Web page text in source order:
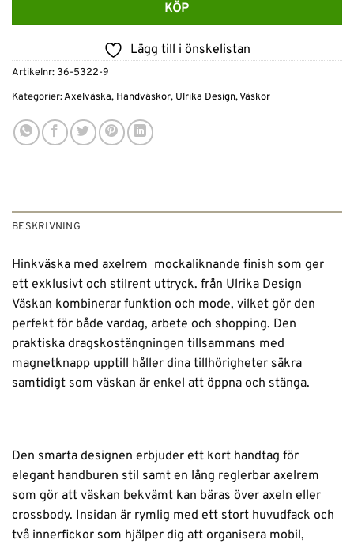
KÖP
Lägg till i önskelistan
Artikelnr:36-5322-9
Kategorier:Axelväska, Handväskor, Ulrika Design,Väskor
BESKRIVNING
Hinkväska med axelrem mockaliknande finish som ger
ett exklusivt och stilrent uttryck. från Ulrika Design
Väskan kombinerar funktion och mode, vilket gör den
perfekt för både vardag, arbete och shopping. Den
praktiska dragskostängningen tillsammans med
magnetknapp upptill håller dina tillhörigheter säkra
samtidigt som väskan är enkel att öppna och stänga.
Den smarta designen erbjuder ett kort handtag för
elegant handburen stil samt en lång reglerbar axelrem
som gör att väskan bekvämt kan bäras över axeln eller
crossbody. Insidan är rymlig med ett stort huvudfack och
två innerfickor som hjälper dig att organisera mobil,